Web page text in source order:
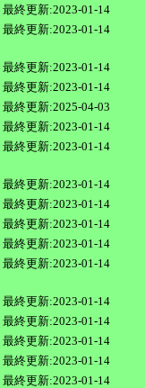
最終更新:2023-01-14
最終更新:2023-01-14
最終更新:2023-01-14
最終更新:2023-01-14
最終更新:2025-04-03
最終更新:2023-01-14
最終更新:2023-01-14
最終更新:2023-01-14
最終更新:2023-01-14
最終更新:2023-01-14
最終更新:2023-01-14
最終更新:2023-01-14
最終更新:2023-01-14
最終更新:2023-01-14
最終更新:2023-01-14
最終更新:2023-01-14
最終更新:2023-01-14